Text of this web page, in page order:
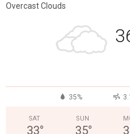
Overcast Clouds
35%
SAT
33°
SUN
35°